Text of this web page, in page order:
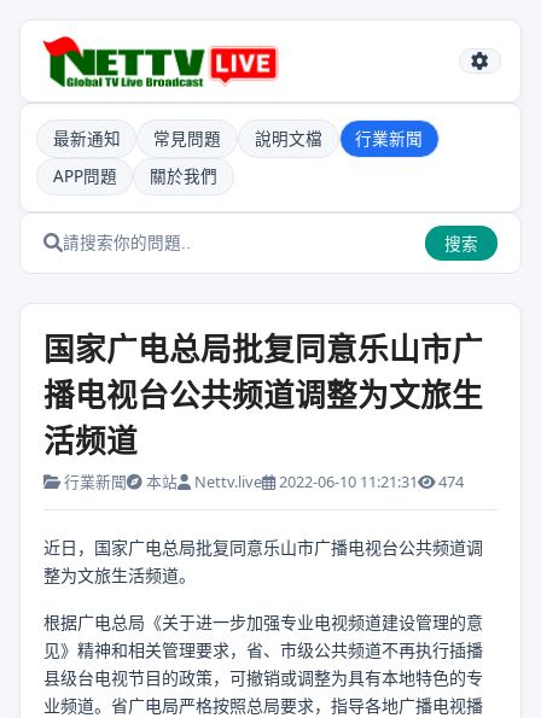
最新通知 常見問題 說明文檔
行業新聞
APP問題
關於我們
搜索
国家广电总局批复同意乐山市广
播电视台公共频道调整为文旅生
活频道
行業新聞 本站 Nettv.live 2022-06-10 11:21:31 474
近日，国家广电总局批复同意乐山市广播电视台公共频道调
整为文旅生活频道。
根据广电总局《关于进一步加强专业电视频道建设管理的意
见》精神和相关管理要求，省、市级公共频道不再执行插播
县级台电视节目的政策，可撤销或调整为具有本地特色的专
业频道。省广电局严格按照总局要求，指导各地广播电视播